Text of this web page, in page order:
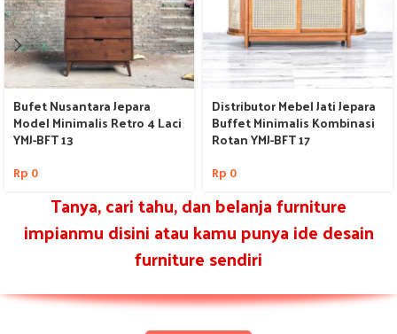
Bufet Nusantara Jepara
Model Minimalis Retro 4 Laci
YMJ-BFT 13
Rp 0
Distributor Mebel Jati Jepara
Buffet Minimalis Kombinasi
Rotan YMJ-BFT 17
Rp 0
Tanya, cari tahu, dan belanja furniture
impianmu disini atau kamu punya ide desain
furniture sendiri